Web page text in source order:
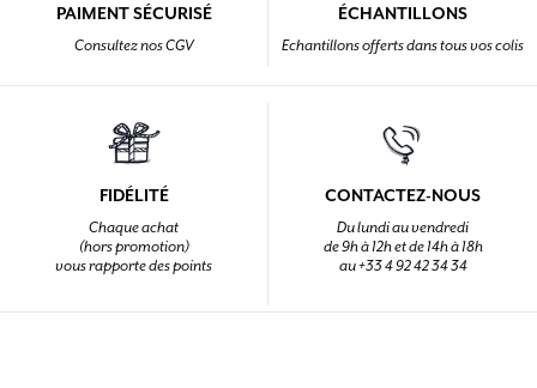
PAIMENT SÉCURISÉ
Consultez nos CGV
ÉCHANTILLONS
Echantillons offerts dans tous vos colis
FIDÉLITÉ
Chaque achat
(hors promotion)
vous rapporte des points
CONTACTEZ-NOUS
Du lundi au vendredi
de 9h à 12h et de 14h à 18h
au +33 4 92 42 34 34